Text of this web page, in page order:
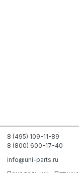
8 (495) 109-11-89
8 (800) 600-17-40
info@uni-parts.ru